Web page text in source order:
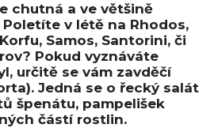
chutná a ve většině
v létě na Rhodos,
Samos, Santorini, či
Pokud vyznáváte
určitě se vám zavděčí
Jedná se o řecký salát
špenátu, pampelišek
částí rostlin.